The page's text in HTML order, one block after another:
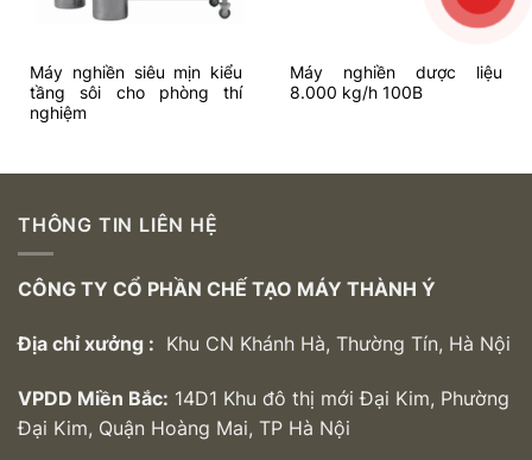
Máy nghiền siêu mịn kiểu
tầng sôi cho phòng thí
nghiệm
Máy nghiền dược liệu
8.000 kg/h 100B
THÔNG TIN LIÊN HỆ
CÔNG TY CỔ PHẦN CHẾ TẠO MÁY THÀNH Ý
Địa chỉ xưởng : Khu CN Khánh Hà, Thường Tín, Hà Nội
VPDD Miền Bắc: 14D1 Khu đô thị mới Đại Kim, Phường
Đại Kim, Quận Hoàng Mai, TP Hà Nội